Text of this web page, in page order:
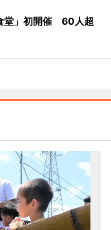
堂」初開催 60人超